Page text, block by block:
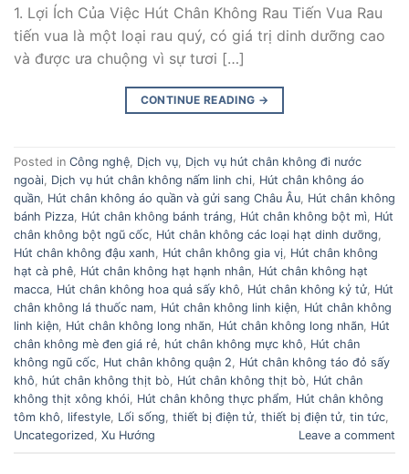
1. Lợi Ích Của Việc Hút Chân Không Rau Tiến Vua Rau
tiến vua là một loại rau quý, có giá trị dinh dưỡng cao
và được ưa chuộng vì sự tươi […]
CONTINUE READING →
Posted in Công nghệ, Dịch vụ, Dịch vụ hút chân không đi nước
ngoài, Dịch vụ hút chân không nấm linh chi, Hút chân không áo
quần, Hút chân không áo quần và gửi sang Châu Âu, Hút chân không
bánh Pizza, Hút chân không bánh tráng, Hút chân không bột mì, Hút
chân không bột ngũ cốc, Hút chân không các loại hạt dinh dưỡng,
Hút chân không đậu xanh, Hút chân không gia vị, Hút chân không
hạt cà phê, Hút chân không hạt hạnh nhân, Hút chân không hạt
macca, Hút chân không hoa quả sấy khô, Hút chân không kỷ tử, Hút
chân không lá thuốc nam, Hút chân không linh kiện, Hút chân không
linh kiện, Hút chân không long nhãn, Hút chân không long nhãn, Hút
chân không mè đen giá rẻ, hút chân không mực khô, Hút chân
không ngũ cốc, Hut chân không quận 2, Hút chân không táo đỏ sấy
khô, hút chân không thịt bò, Hút chân không thịt bò, Hút chân
không thịt xông khói, Hút chân không thực phẩm, Hút chân không
tôm khô, lifestyle, Lối sống, thiết bị điện tử, thiết bị điện tử, tin tức,
Uncategorized, Xu Hướng Leave a comment